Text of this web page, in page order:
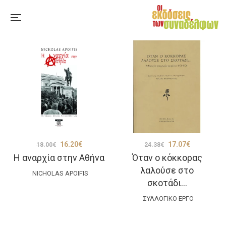
Η αναρχία στην Αθήνα
18.00€
Original
price
was:
16.20€Η
τρέχουσα
τιμή
NICHOLAS APOIFIS
Όταν ο κόκκορας
λαλούσε στο
σκοτάδι…
24.38€
Original
price
was:
24.38€.
17.07€Η
τρέχουσα
τιμή
17.07€.
ΣΥΛΛΟΓΙΚΌ ΈΡΓΟ